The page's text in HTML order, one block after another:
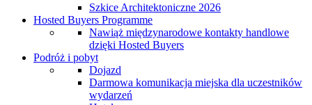
Szkice Architektoniczne 2026
Hosted Buyers Programme
Nawiąż międzynarodowe kontakty handlowe
dzięki Hosted Buyers
Podróż i pobyt
Dojazd
Darmowa komunikacja miejska dla uczestników
wydarzeń